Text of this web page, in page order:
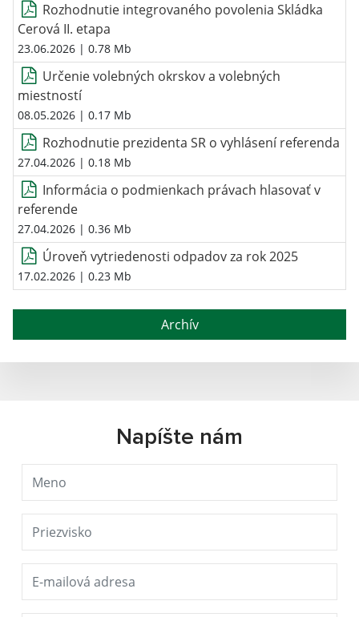
Rozhodnutie integrovaného povolenia Skládka
Cerová II. etapa
23.06.2026 | 0.78 Mb
Určenie volebných okrskov a volebných
miestností
08.05.2026 | 0.17 Mb
Rozhodnutie prezidenta SR o vyhlásení referenda
27.04.2026 | 0.18 Mb
Informácia o podmienkach právach hlasovať v
referende
27.04.2026 | 0.36 Mb
Úroveň vytriedenosti odpadov za rok 2025
17.02.2026 | 0.23 Mb
Archív
Napíšte nám